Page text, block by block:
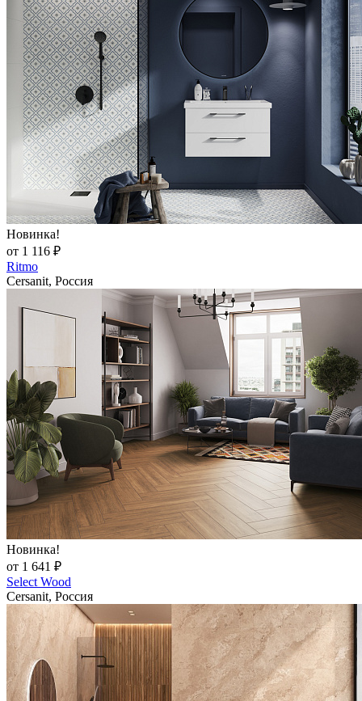
Новинка!
от 1 116 ₽
Ritmo
Cersanit, Россия
Новинка!
от 1 641 ₽
Select Wood
Cersanit, Россия